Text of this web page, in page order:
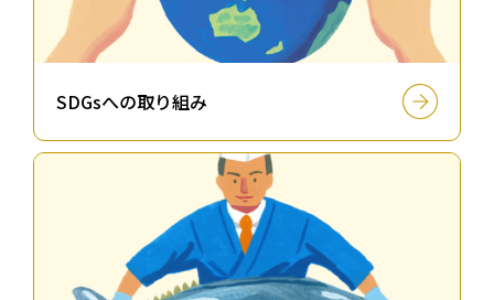
SDGsへの取り組み